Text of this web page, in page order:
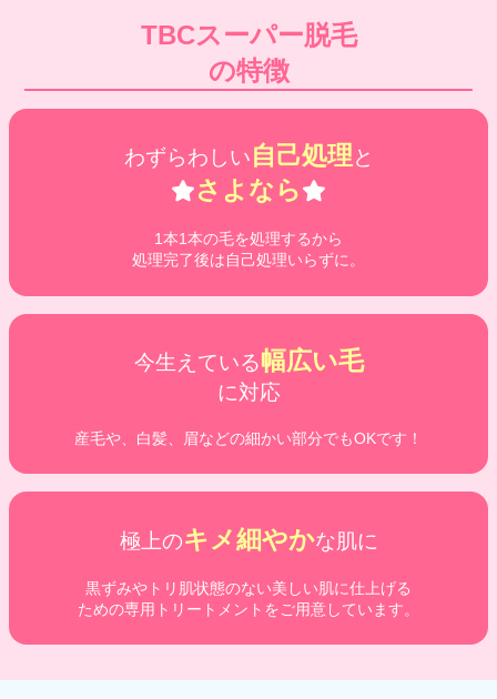
TBCスーパー脱毛
の特徴
わずらわしい自己処理と
さよなら
1本1本の毛を処理するから
処理完了後は自己処理いらずに。
今生えている幅広い毛
に対応
産毛や、白髪、眉などの細かい部分でもOKです！
極上のキメ細やかな肌に
黒ずみやトリ肌状態のない美しい肌に仕上げる
ための専用トリートメントをご用意しています。